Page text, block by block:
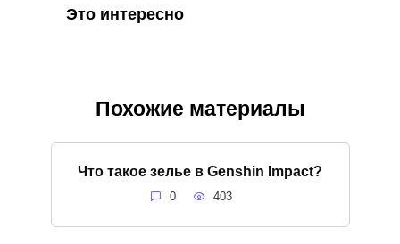
Это интересно
Похожие материалы
Что такое зелье в Genshin Impact?
0 403